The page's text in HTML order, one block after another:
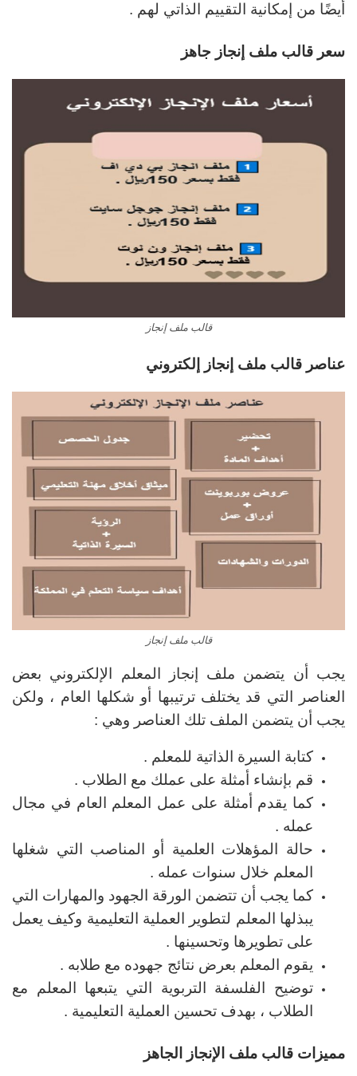
أيضًا من إمكانية التقييم الذاتي لهم .
سعر قالب ملف إنجاز جاهز
قالب ملف إنجاز
عناصر قالب ملف إنجاز إلكتروني
قالب ملف إنجاز
يجب أن يتضمن ملف إنجاز المعلم الإلكتروني بعض
العناصر التي قد يختلف ترتيبها أو شكلها العام ، ولكن
يجب أن يتضمن الملف تلك العناصر وهي :
كتابة السيرة الذاتية للمعلم .
قم بإنشاء أمثلة على عملك مع الطلاب .
كما يقدم أمثلة على عمل المعلم العام في مجال
عمله .
حالة المؤهلات العلمية أو المناصب التي شغلها
المعلم خلال سنوات عمله .
كما يجب أن تتضمن الورقة الجهود والمهارات التي
يبذلها المعلم لتطوير العملية التعليمية وكيف يعمل
على تطويرها وتحسينها .
يقوم المعلم بعرض نتائج جهوده مع طلابه .
توضيح الفلسفة التربوية التي يتبعها المعلم مع
الطلاب ، بهدف تحسين العملية التعليمية .
مميزات قالب ملف الإنجاز الجاهز